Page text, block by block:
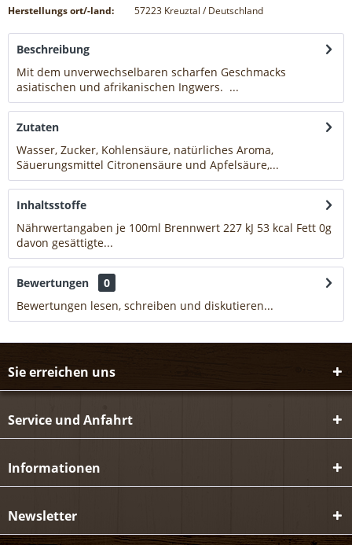
Herstellungs ort/-land:
57223 Kreuztal / Deutschland
Beschreibung
Mit dem unverwechselbaren scharfen Geschmacks
asiatischen und afrikanischen Ingwers. ...
Zutaten
Wasser, Zucker, Kohlensäure, natürliches Aroma,
Säuerungsmittel Citronensäure und Apfelsäure,...
Inhaltsstoffe
Nährwertangaben je 100ml Brennwert 227 kJ 53 kcal Fett 0g
davon gesättigte...
Bewertungen
0
Bewertungen lesen, schreiben und diskutieren...
Sie erreichen uns
Service und Anfahrt
Informationen
Newsletter